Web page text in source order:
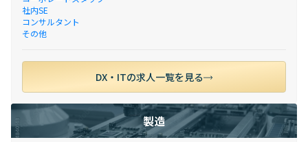
社内SE
コンサルタント
その他
DX・ITの求人一覧を見る
製造